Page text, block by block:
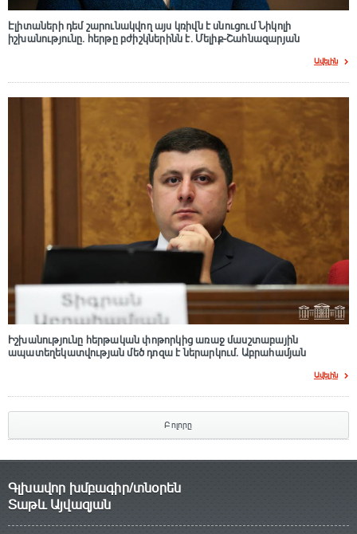
Էլիտաների դեմ շարունակվող այս կռիվն է սնուցում Նիկոլի
իշխանությունը. հերթը բժիշկներինն է. Մելիք-Շահնազարյան
Ավելին
Իշխանությունը հերթական փոթորկից առաջ մասշտաբային
ապատեղեկատվության մեծ դnզա է ներարկում․ Աբրահամյան
Ավելին
Բոլորը
Գլխավոր խմբագիր/տնօրեն
Տաթև Այվազյան